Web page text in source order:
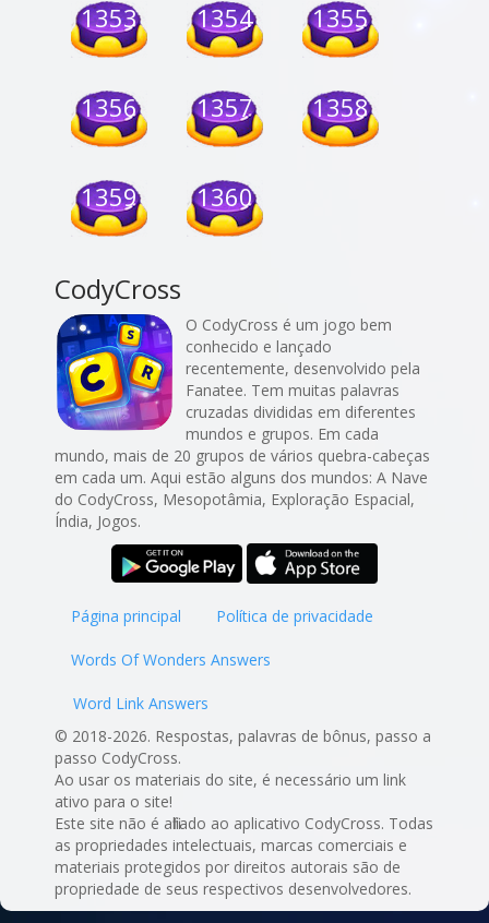
1353 1354 1355
1356 1357 1358
1359 1360
CodyCross
O CodyCross é um jogo bem
conhecido e lançado
recentemente, desenvolvido pela
Fanatee. Tem muitas palavras
cruzadas divididas em diferentes
mundos e grupos. Em cada
mundo, mais de 20 grupos de vários quebra-cabeças
em cada um. Aqui estão alguns dos mundos: A Nave
do CodyCross, Mesopotâmia, Exploração Espacial,
Índia, Jogos.
Página principal Política de privacidade
Words Of Wonders Answers
Word Link Answers
© 2018-2026. Respostas, palavras de bônus, passo a
passo CodyCross.
Ao usar os materiais do site, é necessário um link
ativo para o site!
Este site não é afiliado ao aplicativo CodyCross. Todas
as propriedades intelectuais, marcas comerciais e
materiais protegidos por direitos autorais são de
propriedade de seus respectivos desenvolvedores.